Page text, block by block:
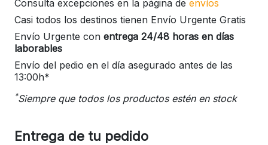
Consulta excepciones en la página de envíos
Casi todos los destinos tienen Envío Urgente Gratis
Envío Urgente con entrega 24/48 horas en días
laborables
Envío del pedio en el día asegurado antes de las
13:00h*
*Siempre que todos los productos estén en stock
Entrega de tu pedido